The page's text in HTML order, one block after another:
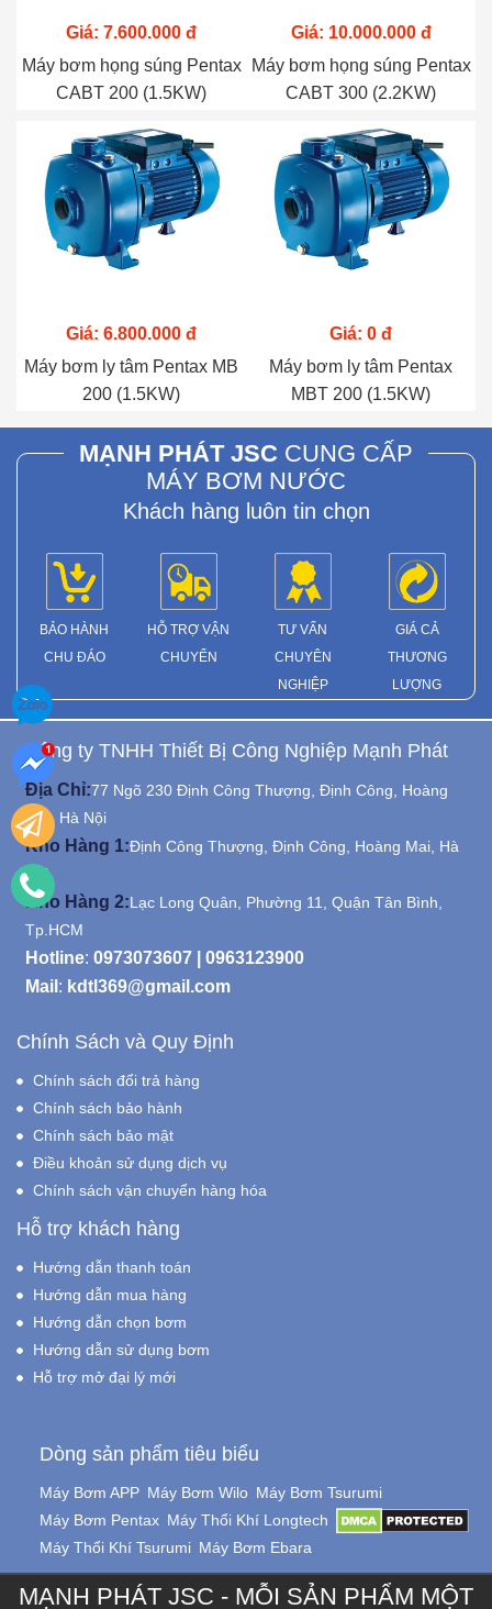
Giá: 7.600.000 đ
Máy bơm họng súng Pentax
CABT 200 (1.5KW)
Giá: 10.000.000 đ
Máy bơm họng súng Pentax
CABT 300 (2.2KW)
Giá: 6.800.000 đ
Máy bơm ly tâm Pentax MB
200 (1.5KW)
Giá: 0 đ
Máy bơm ly tâm Pentax
MBT 200 (1.5KW)
MẠNH PHÁT JSC CUNG CẤP
MÁY BƠM NƯỚC
Khách hàng luôn tin chọn
BẢO HÀNH
CHU ĐÁO
HỖ TRỢ VẬN
CHUYỂN
TƯ VẤN
CHUYÊN
NGHIỆP
GIÁ CẢ
THƯƠNG
LƯỢNG
Công ty TNHH Thiết Bị Công Nghiệp Mạnh Phát
Địa Chỉ:77 Ngõ 230 Định Công Thượng, Định Công, Hoàng
Mai, Hà Nội
Kho Hàng 1:Định Công Thượng, Định Công, Hoàng Mai, Hà
Nội
Kho Hàng 2:Lạc Long Quân, Phường 11, Quận Tân Bình,
Tp.HCM
Hotline: 0973073607
0963123900
Mail : kdtl369@gmail.com
Chính Sách và Quy Định
Chính sách đổi trả hàng
Chính sách bảo hành
Chính sách bảo mật
Điều khoản sử dụng dịch vụ
Chính sách vận chuyển hàng hóa
Hỗ trợ khách hàng
Hướng dẫn thanh toán
Hướng dẫn mua hàng
Hướng dẫn chọn bơm
Hướng dẫn sử dụng bơm
Hỗ trợ mở đại lý mới
Dòng sản phẩm tiêu biểu
Máy Bơm APP Máy Bơm Wilo Máy Bơm Tsurumi
Máy Bơm Pentax Máy Thổi Khí Longtech
Máy Thổi Khí Tsurumi Máy Bơm Ebara
MẠNH PHÁT JSC - MỖI SẢN PHẨM MỘT